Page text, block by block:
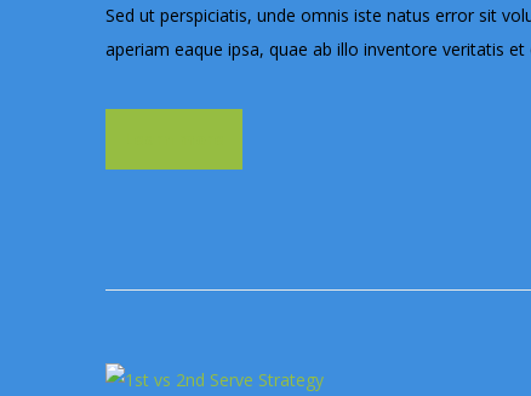
Sed ut perspiciatis, unde omnis iste natus error sit
aperiam eaque ipsa, quae ab illo inventore veritatis